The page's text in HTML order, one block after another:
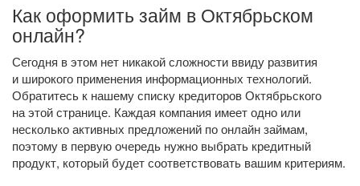
Как оформить займ в Октябрьском
онлайн?
Сегодня в этом нет никакой сложности ввиду развития
и широкого применения информационных технологий.
Обратитесь к нашему списку кредиторов Октябрьского
на этой странице. Каждая компания имеет одно или
несколько активных предложений по онлайн займам,
поэтому в первую очередь нужно выбрать кредитный
продукт, который будет соответствовать вашим критериям.